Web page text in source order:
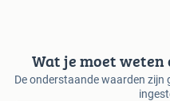
Wat je moet
De onderstaande waarden zijn